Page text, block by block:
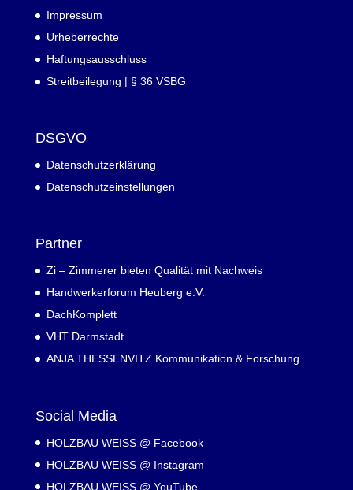
Impressum
Urheberrechte
Haftungsausschluss
Streitbeilegung | § 36 VSBG
DSGVO
Datenschutzerklärung
Datenschutzeinstellungen
Partner
Zi – Zimmerer bieten Qualität mit Nachweis
Handwerkerforum Heuberg e.V.
DachKomplett
VHT Darmstadt
ANJA THESSENVITZ Kommunikation & Forschung
Social Media
HOLZBAU WEISS @ Facebook
HOLZBAU WEISS @ Instagram
HOLZBAU WEISS @ YouTube